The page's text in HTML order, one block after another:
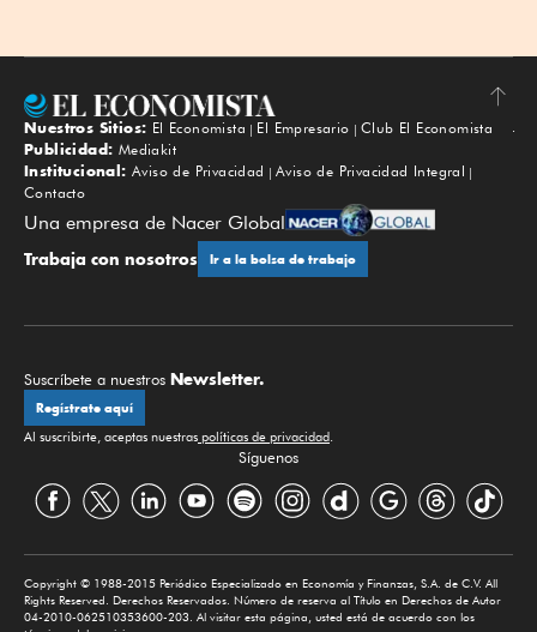
Subir
Nuestros Sitios: El Economista El Empresario
Club El Economista
Publicidad: Mediakit
Institucional: Aviso de Privacidad
Aviso de Privacidad Integral
Contacto
Una empresa de Nacer Global
Trabaja con nosotros Ir a la bolsa de trabajo
Suscríbete a nuestros Newsletter.
Regístrate aquí
Al suscribirte, aceptas nuestras políticas de privacidad.
Síguenos
Copyright © 1988-2015 Periódico Especializado en Economía y Finanzas, S.A. de C.V. All
Rights Reserved. Derechos Reservados. Número de reserva al Título en Derechos de Autor
04-2010-062510353600-203. Al visitar esta página, usted está de acuerdo con los